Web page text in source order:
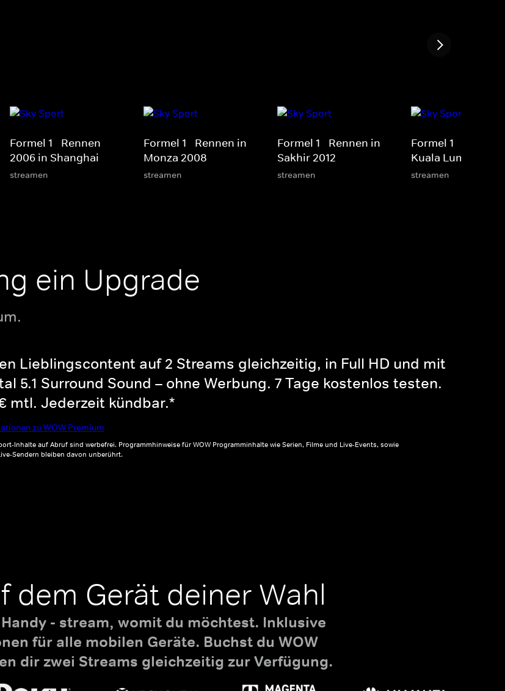
Formel 1 - Rennen
2006 in Shanghai
streamen
Formel 1 - Rennen in
Monza 2008
streamen
Formel 1 - Rennen in
Sakhir 2012
streamen
Formel 1 - Rennen
Kuala Lumpur
streamen
ein Upgrade
Lieblingscontent auf 2 Streams gleichzeitig, in Full HD und mit
5.1 Surround Sound – ohne Werbung. 7 Tage kostenlos testen.
mtl. Jederzeit kündbar.*
zu WOW Premium
Inhalte auf Abruf sind werbefrei. Programmhinweise für WOW Programminhalte wie Serien, Filme und Live-Events, sowie
Sendern bleiben davon unberührt.
dem Gerät deiner Wahl
- stream, womit du möchtest. Inklusive
für alle mobilen Geräte. Buchst du WOW
dir zwei Streams gleichzeitig zur Verfügung.